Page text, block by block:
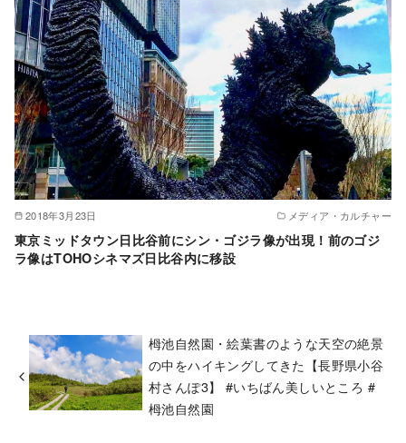
2018年3月23日 メディア・カルチャー
東京ミッドタウン日比谷前にシン・ゴジラ像が出現！前のゴジ
ラ像はTOHOシネマズ日比谷内に移設
栂池自然園・絵葉書のような天空の絶景
の中をハイキングしてきた【長野県小谷
村さんぽ3】 #いちばん美しいところ #
栂池自然園